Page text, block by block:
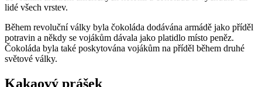
lidé všech vrstev.
Během revoluční války byla čokoláda dodávána armádě jako příděl
potravin a někdy se vojákům dávala jako platidlo místo peněz.
Čokoláda byla také poskytována vojákům na příděl během druhé
světové války.
Kakaový prášek